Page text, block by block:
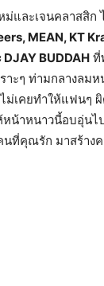
และเจนคลาสสิก
MEAN, KT
DJAY BUDDAH ที่
ะๆ ท่ามกลางลม
เคยทำให้แฟนๆ
น้าหนาวนี้อบอุ่นไ
ที่คุณรัก มาสร้าง